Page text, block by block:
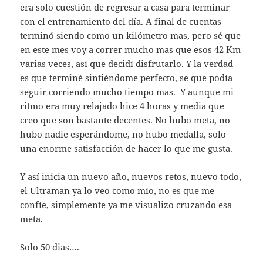
era solo cuestión de regresar a casa para terminar
con el entrenamiento del día. A final de cuentas
terminó siendo como un kilómetro mas, pero sé que
en este mes voy a correr mucho mas que esos 42 Km
varias veces, así que decidí disfrutarlo. Y la verdad
es que terminé sintiéndome perfecto, se que podía
seguir corriendo mucho tiempo mas. Y aunque mi
ritmo era muy relajado hice 4 horas y media que
creo que son bastante decentes. No hubo meta, no
hubo nadie esperándome, no hubo medalla, solo
una enorme satisfacción de hacer lo que me gusta.
Y así inicia un nuevo año, nuevos retos, nuevo todo,
el Ultraman ya lo veo como mío, no es que me
confíe, simplemente ya me visualizo cruzando esa
meta.
Solo 50 dias….